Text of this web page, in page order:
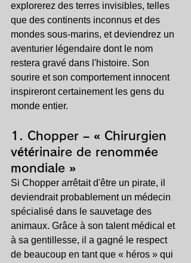
explorerez des terres invisibles, telles
que des continents inconnus et des
mondes sous-marins, et deviendrez un
aventurier légendaire dont le nom
restera gravé dans l'histoire. Son
sourire et son comportement innocent
inspireront certainement les gens du
monde entier.
1. Chopper – « Chirurgien
vétérinaire de renommée
mondiale »
Si Chopper arrêtait d'être un pirate, il
deviendrait probablement un médecin
spécialisé dans le sauvetage des
animaux. Grâce à son talent médical et
à sa gentillesse, il a gagné le respect
de beaucoup en tant que « héros » qui